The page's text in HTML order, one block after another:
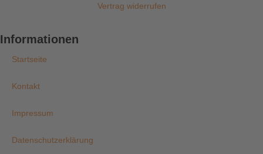
Vertrag widerrufen
Informationen
Startseite
Kontakt
Impressum
Datenschutzerklärung